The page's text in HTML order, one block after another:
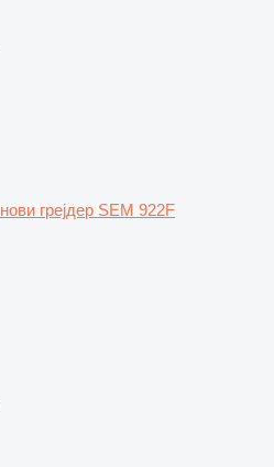
нови грејдер SEM 922F